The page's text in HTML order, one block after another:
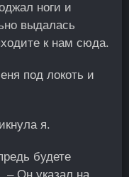
ноги и
выдалась
к нам сюда.
под локоть и
я.
будете